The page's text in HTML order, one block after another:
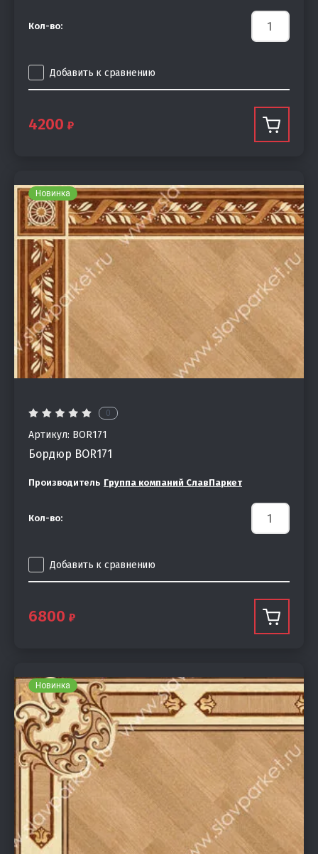
Кол-во:
Добавить к сравнению
4200
Новинка
0
Артикул: BOR171
Бордюр BOR171
Производитель Группа компаний СлавПаркет
Кол-во:
Добавить к сравнению
6800
Новинка